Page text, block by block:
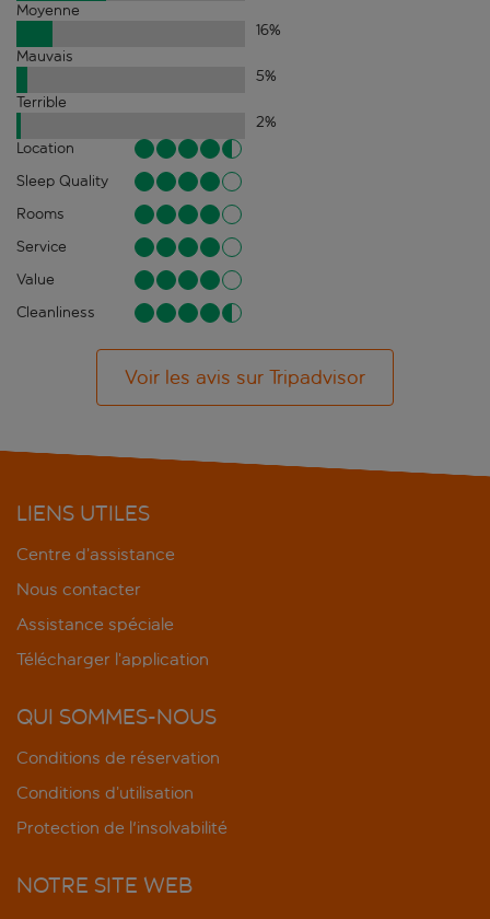
Moyenne
16%
Mauvais
5%
Terrible
2%
Location
Sleep Quality
Rooms
Service
Value
Cleanliness
Voir les avis sur Tripadvisor
LIENS UTILES
Centre d’assistance
Nous contacter
Assistance spéciale
Télécharger l’application
QUI SOMMES-NOUS
Conditions de réservation
Conditions d’utilisation
Protection de l'insolvabilité
NOTRE SITE WEB